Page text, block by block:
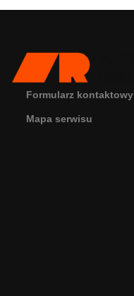
Formularz kontaktowy
Mapa serwisu